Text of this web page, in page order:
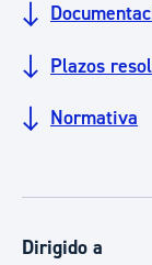
Plazos
Normativa
Dirigido a